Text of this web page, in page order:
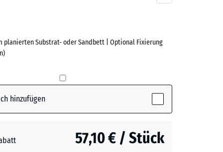
(active)
planierten Substrat- oder Sandbett | Optional Fixierung
hinzufügen
57,10 € / Stück